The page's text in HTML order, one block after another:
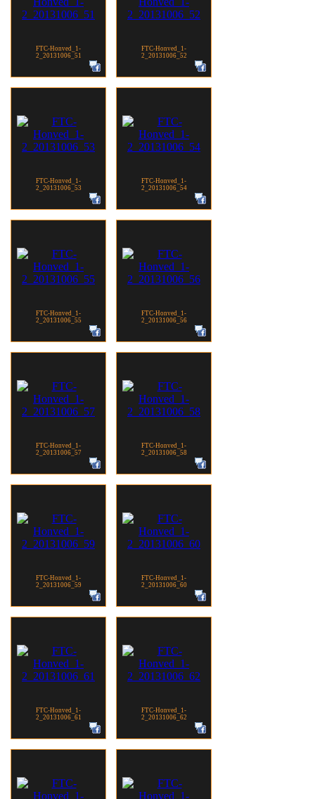
FTC-Honved_1-
2_20131006_51
FTC-Honved_1-
2_20131006_52
FTC-Honved_1-
2_20131006_53
FTC-Honved_1-
2_20131006_54
FTC-Honved_1-
2_20131006_55
FTC-Honved_1-
2_20131006_56
FTC-Honved_1-
2_20131006_57
FTC-Honved_1-
2_20131006_58
FTC-Honved_1-
2_20131006_59
FTC-Honved_1-
2_20131006_60
FTC-Honved_1-
2_20131006_61
FTC-Honved_1-
2_20131006_62